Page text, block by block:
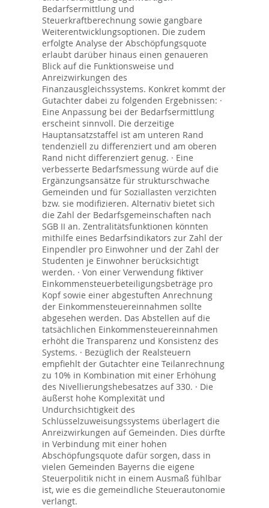
Bedarfsermittlung und
Steuerkraftberechnung sowie gangbare
Weiterentwicklungsoptionen. Die zudem
erfolgte Analyse der Abschöpfungsquote
erlaubt darüber hinaus einen genaueren
Blick auf die Funktionsweise und
Anreizwirkungen des
Finanzausgleichssystems. Konkret kommt der
Gutachter dabei zu folgenden Ergebnissen: ·
Eine Anpassung bei der Bedarfsermittlung
erscheint sinnvoll. Die derzeitige
Hauptansatzstaffel ist am unteren Rand
tendenziell zu differenziert und am oberen
Rand nicht differenziert genug. · Eine
verbesserte Bedarfsmessung würde auf die
Ergänzungsansätze für strukturschwache
Gemeinden und für Soziallasten verzichten
bzw. sie modifizieren. Alternativ bietet sich
die Zahl der Bedarfsgemeinschaften nach
SGB II an. Zentralitätsfunktionen könnten
mithilfe eines Bedarfsindikators zur Zahl der
Einpendler pro Einwohner und der Zahl der
Studenten je Einwohner berücksichtigt
werden. · Von einer Verwendung fiktiver
Einkommensteuerbeteiligungsbeträge pro
Kopf sowie einer abgestuften Anrechnung
der Einkommensteuereinnahmen sollte
abgesehen werden. Das Abstellen auf die
tatsächlichen Einkommensteuereinnahmen
erhöht die Transparenz und Konsistenz des
Systems. · Bezüglich der Realsteuern
empfiehlt der Gutachter eine Teilanrechnung
zu 10% in Kombination mit einer Erhöhung
des Nivellierungshebesatzes auf 330. · Die
äußerst hohe Komplexität und
Undurchsichtigkeit des
Schlüsselzuweisungssystems überlagert die
Anreizwirkungen auf Gemeinden. Dies dürfte
in Verbindung mit einer hohen
Abschöpfungsquote dafür sorgen, dass in
vielen Gemeinden Bayerns die eigene
Steuerpolitik nicht in einem Ausmaß fühlbar
ist, wie es die gemeindliche Steuerautonomie
verlangt.